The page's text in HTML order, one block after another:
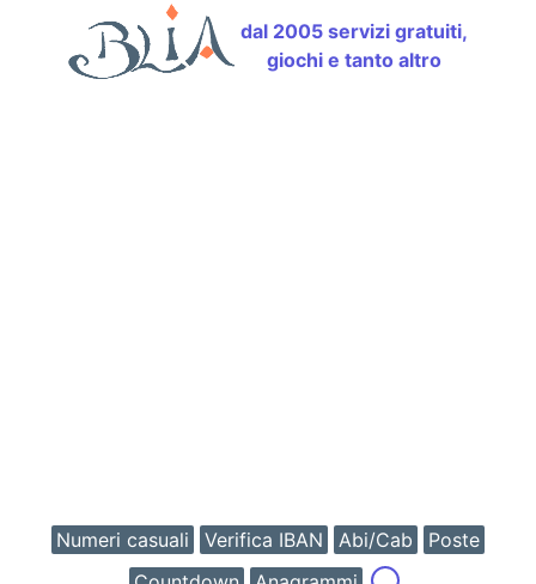
dal 2005 servizi gratuiti,
giochi e tanto altro
Numeri casuali Verifica IBAN Abi/Cab
Poste